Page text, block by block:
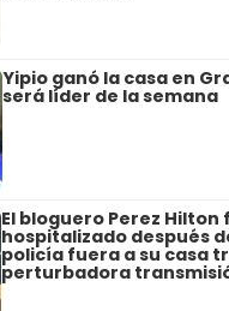
Yipio ganó la casa en
será líder de la semana
El bloguero Perez Hilton
hospitalizado después
policía fuera a su casa
perturbadora